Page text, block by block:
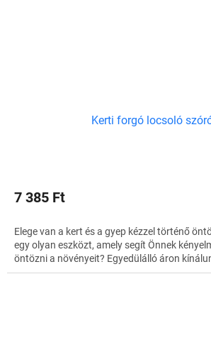
Kerti forgó locsoló
7 385 Ft
Elege van a kert és a gyep kézzel történő
egy olyan eszközt, amely segít Önnek
öntözni a növényeit? Egyedülálló áron